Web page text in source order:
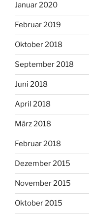
Januar 2020
Februar 2019
Oktober 2018
September 2018
Juni 2018
April 2018
März 2018
Februar 2018
Dezember 2015
November 2015
Oktober 2015